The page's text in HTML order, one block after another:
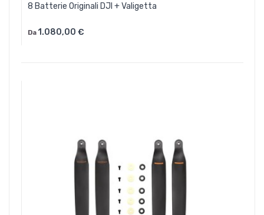
8 Batterie Originali DJI + Valigetta
Da 1.080,00 €
Aggiungi Al Carrello